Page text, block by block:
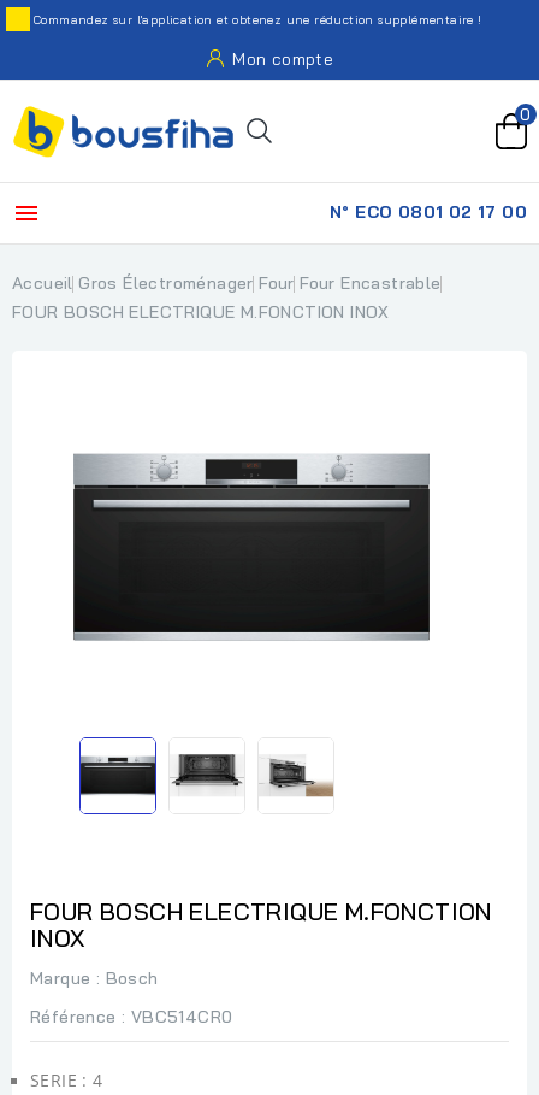
Commandez sur l'application et obtenez une réduction supplémentaire !
Mon compte
0
 N° ECO 0801 02 17 00
Accueil Gros Électroménager Four Four Encastrable
FOUR BOSCH ELECTRIQUE M.FONCTION INOX
FOUR BOSCH ELECTRIQUE M.FONCTION
INOX
Marque : Bosch
Référence : VBC514CR0
SERIE : 4